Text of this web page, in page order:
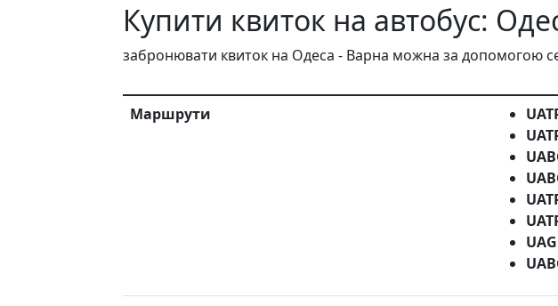
Купити квиток на автобус:
забронювати квиток на Одеса - Варна можна за допомогою
Маршрути